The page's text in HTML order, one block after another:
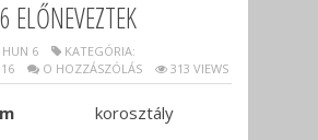
ELŐNEVEZTEK
HUN 6
KATEGÓRIA:
O HOZZÁSZÓLÁS 313 VIEWS
korosztály